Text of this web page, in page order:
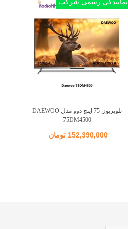
اضافه به مقایسهتلویزیون 75 اینچ دوو مدل DAEWOO
75DM4500
152,390,000 تومان